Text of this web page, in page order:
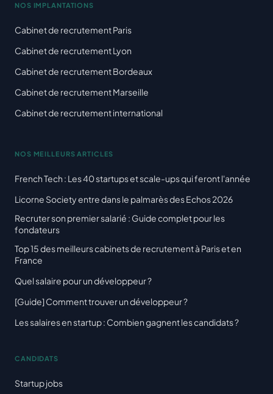
NOS IMPLANTATIONS
Cabinet de recrutement Paris
Cabinet de recrutement Lyon
Cabinet de recrutement Bordeaux
Cabinet de recrutement Marseille
Cabinet de recrutement international
NOS MEILLEURS ARTICLES
French Tech : Les 40 startups et scale-ups qui feront l'année
Licorne Society entre dans le palmarès des Echos 2026
Recruter son premier salarié : Guide complet pour les
fondateurs
Top 15 des meilleurs cabinets de recrutement à Paris et en
France
Quel salaire pour un développeur ?
[Guide] Comment trouver un développeur ?
Les salaires en startup : Combien gagnent les candidats ?
CANDIDATS
Startup jobs